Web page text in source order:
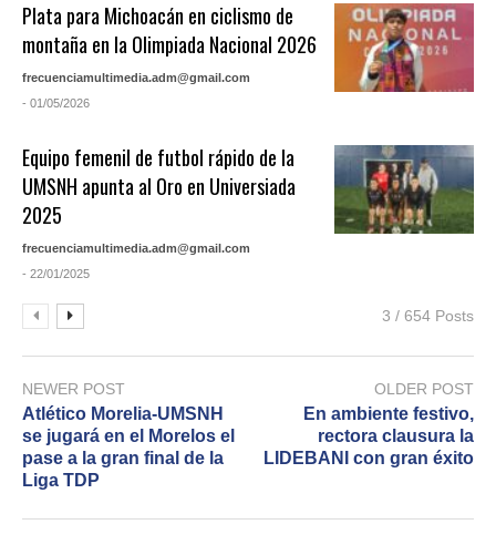
Plata para Michoacán en ciclismo de
montaña en la Olimpiada Nacional 2026
frecuenciamultimedia.adm@gmail.com
- 01/05/2026
Equipo femenil de futbol rápido de la
UMSNH apunta al Oro en Universiada
2025
frecuenciamultimedia.adm@gmail.com
- 22/01/2025
3 / 654 Posts
NEWER POST
Atlético Morelia-UMSNH
se jugará en el Morelos el
pase a la gran final de la
Liga TDP
OLDER POST
En ambiente festivo,
rectora clausura la
LIDEBANI con gran éxito